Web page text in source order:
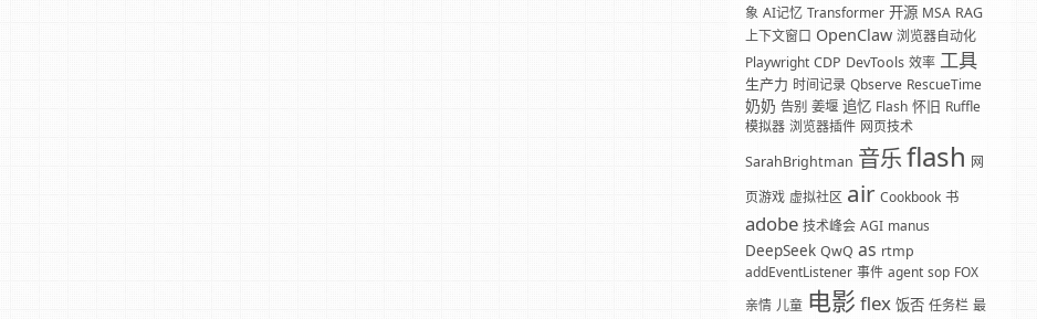
象 AI记忆 Transformer 开源 MSA RAG
上下文窗口 OpenClaw 浏览器自动化
Playwright CDP DevTools 效率 工具
生产力 时间记录 Qbserve RescueTime
奶奶 告别 姜堰 追忆 Flash 怀旧 Ruffle
模拟器 浏览器插件 网页技术
SarahBrightman 音乐flash 网
页游戏 虚拟社区 air Cookbook 书
adobe 技术峰会 AGI manus
DeepSeek QwQ as rtmp
addEventListener 事件 agent sop FOX
亲情 儿童 电影 flex 饭否 任务栏 最